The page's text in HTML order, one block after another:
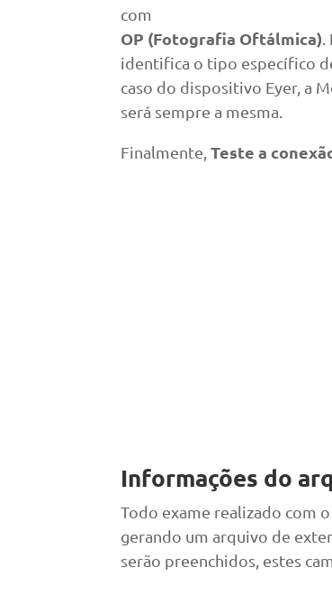
com
OP (Fotografia Oftálmica)
identifica o tipo específico
caso do dispositivo Eyer, a
será sempre a mesma.
Finalmente,Teste a
Informações do
Todo exame realizado com
gerando um arquivo de
serão preenchidos, estes